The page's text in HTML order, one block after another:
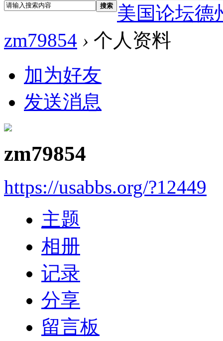
搜索
美国论坛德
zm79854 › 个人资料
加为好友
发送消息
zm79854
https://usabbs.org/?12449
主题
相册
记录
分享
留言板